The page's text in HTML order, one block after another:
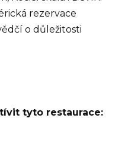
rezervace
o důležitosti
tyto restaurace: